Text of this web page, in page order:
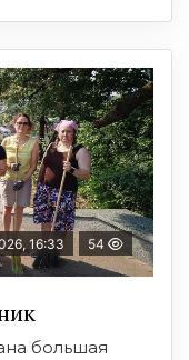
16:33 54
большая